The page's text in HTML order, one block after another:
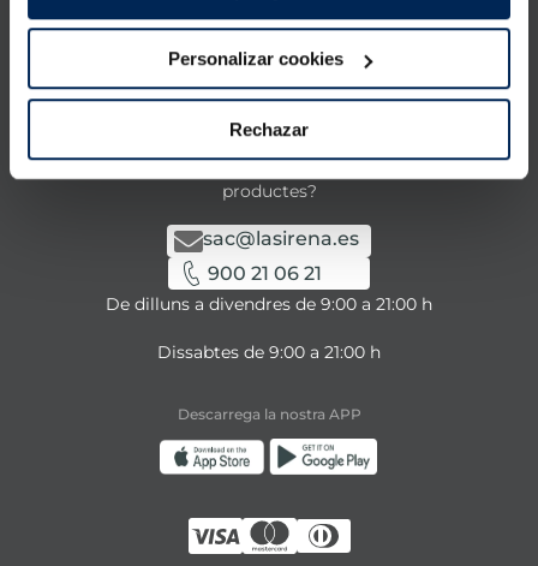
Personalizar cookies
Rechazar
Coneix-nos
La Sirena
Contacta amb nosaltres
Tens alguna consulta sobre els nostres serveis o
productes?
sac@lasirena.es
900 21 06 21
De dilluns a divendres de 9:00 a 21:00 h
Dissabtes de 9:00 a 21:00 h
Descarrega la nostra APP